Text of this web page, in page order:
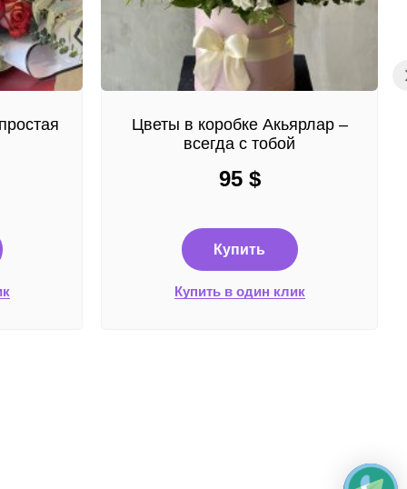
Цветы в коробке Акьярлар –
всегда с тобой
95 $
Купить
Купить в один клик